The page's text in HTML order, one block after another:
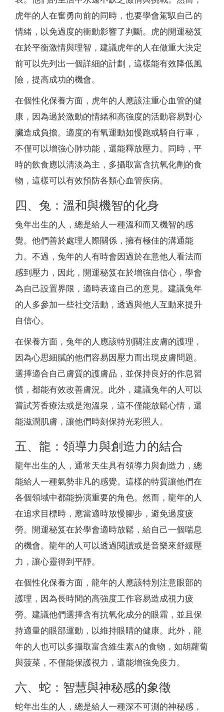
虎年的人在奮勇向前的同時，也要學會駕馭自己的
情緒，以免過度的衝動影響了判斷。虎的開運秘笈
在於平衡激情與理智，建議虎年的人在做重大決定
前可以先列出一個詳細的計劃，這樣能有效降低風
險，提高成功的機會。
在個性化保養方面，虎年的人應該注重心血管的健
康，因為過於激動的情緒和高強度的活動容易對心
臟造成負擔。適度的有氧運動如慢跑或騎自行車，
不僅可以增強心肺功能，還能釋放壓力。同時，平
時的飲食應以清淡為主，多攝取富含抗氧化劑的食
物，這樣可以有效預防各類心血管疾病。
四、兔：溫和與機智的化身
兔年出生的人，總是給人一種溫和而又機智的感
覺。他們善於處理人際關係，擁有極佳的溝通能
力。不過，兔年的人有時會因過於在意他人看法而
感到壓力，因此，開運秘笈在於增強自信心，學會
為自己設置界限，適時表達自己的意見。建議兔年
的人多參加一些社交活動，透過與他人互動來提升
自信心。
在保養方面，兔年的人應該特別關注皮膚的護理，
因為心思細膩的他們容易因壓力而出現皮膚問題。
選擇適合自己膚質的護膚品，並保持良好的作息習
慣，都能有效改善膚況。此外，建議兔年的人可以
嘗試芳香療法或是泡溫泉，這不僅能放鬆心情，還
能滋潤肌膚，讓他們時刻保持光彩照人。
五、龍：領導力與創造力的結合
龍年出生的人，通常天生具有領導力與創造力，總
能給人一種氣勢非凡的感覺。這樣的特質讓他們在
各個領域中都能扮演重要的角色。然而，龍年的人
在追求目標時，應當適時放慢腳步，避免過度疲
勞。開運秘笈在於學會適時放鬆，給自己一個喘息
的機會。龍年的人可以透過閱讀或是音樂來舒緩壓
力，讓心靈得到平靜。
在個性化保養方面，龍年的人應該特別注意眼部的
護理，因為長時間的高強度工作容易造成視力疲
勞。建議他們選擇含有抗氧化成分的眼霜，並且保
持適量的眼部運動，以維持眼睛的健康。此外，龍
年的人也可以多攝取富含維生素A的食物，如胡蘿蔔
與菠菜，不僅能保護視力，還能增強免疫力。
六、蛇：智慧與神秘感的象徵
蛇年出生的人，總是給人一種深不可測的神秘感，